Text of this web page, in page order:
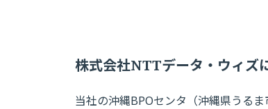
株式会社NTTデータ・ウィズ
当社の沖縄BPOセンタ（沖縄県うる